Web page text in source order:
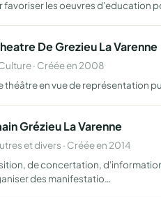
favoriser les oeuvres d'education
De Grezieu La Varenne
· Créée en 2008
théâtre en vue de représentation
Grézieu La Varenne
et divers · Créée en 2014
de concertation, d'information
des manifestatio…